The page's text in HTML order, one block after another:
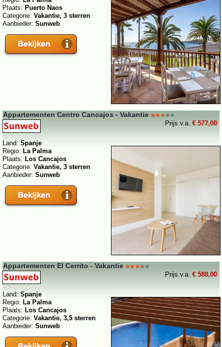
Plaats: Puerto Naos
Categorie: Vakantie, 3 sterren
Aanbieder: Sunweb
Appartementen Centro Cancajos - Vakantie
Prijs v.a. € 577,00
Land: Spanje
Regio: La Palma
Plaats: Los Cancajos
Categorie: Vakantie, 3 sterren
Aanbieder: Sunweb
Appartementen El Cerrito - Vakantie
Prijs v.a. € 588,00
Land: Spanje
Regio: La Palma
Plaats: Los Cancajos
Categorie: Vakantie, 3,5 sterren
Aanbieder: Sunweb